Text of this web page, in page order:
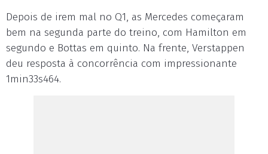
Depois de irem mal no Q1, as Mercedes começaram
bem na segunda parte do treino, com Hamilton em
segundo e Bottas em quinto. Na frente, Verstappen
deu resposta à concorrência com impressionante
1min33s464.